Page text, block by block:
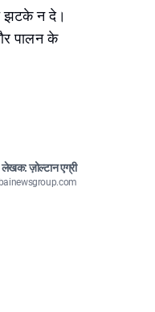
झटके न दे।
पालन के
लेखक: ज़ोल्टान एग्री